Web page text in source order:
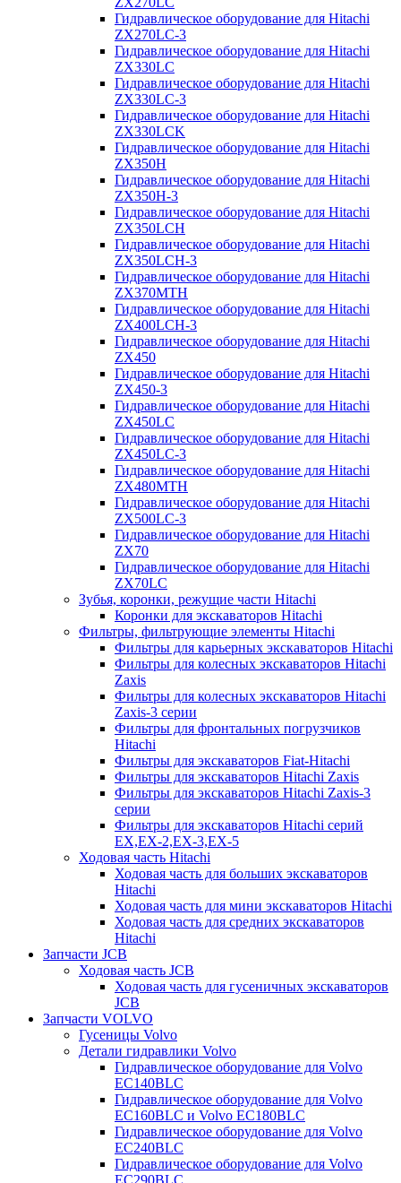
Гидравлическое оборудование для Hitachi
ZX270LC-3
Гидравлическое оборудование для Hitachi
ZX330LC
Гидравлическое оборудование для Hitachi
ZX330LC-3
Гидравлическое оборудование для Hitachi
ZX330LCK
Гидравлическое оборудование для Hitachi
ZX350H
Гидравлическое оборудование для Hitachi
ZX350H-3
Гидравлическое оборудование для Hitachi
ZX350LCH
Гидравлическое оборудование для Hitachi
ZX350LCH-3
Гидравлическое оборудование для Hitachi
ZX370MTH
Гидравлическое оборудование для Hitachi
ZX400LCH-3
Гидравлическое оборудование для Hitachi
ZX450
Гидравлическое оборудование для Hitachi
ZX450-3
Гидравлическое оборудование для Hitachi
ZX450LC
Гидравлическое оборудование для Hitachi
ZX450LC-3
Гидравлическое оборудование для Hitachi
ZX480MTH
Гидравлическое оборудование для Hitachi
ZX500LC-3
Гидравлическое оборудование для Hitachi
ZX70
Гидравлическое оборудование для Hitachi
ZX70LC
Зубья, коронки, режущие части Hitachi
Коронки для экскаваторов Hitachi
Фильтры, фильтрующие элементы Hitachi
Фильтры для карьерных экскаваторов Hitachi
Фильтры для колесных экскаваторов Hitachi
Zaxis
Фильтры для колесных экскаваторов Hitachi
Zaxis-3 серии
Фильтры для фронтальных погрузчиков
Hitachi
Фильтры для экскаваторов Fiat-Hitachi
Фильтры для экскаваторов Hitachi Zaxis
Фильтры для экскаваторов Hitachi Zaxis-3
серии
Фильтры для экскаваторов Hitachi серий
EX,EX-2,EX-3,EX-5
Ходовая часть Hitachi
Ходовая часть для больших экскаваторов
Hitachi
Ходовая часть для мини экскаваторов Hitachi
Ходовая часть для средних экскаваторов
Hitachi
Запчасти JCB
Ходовая часть JCB
Ходовая часть для гусеничных экскаваторов
JCB
Запчасти VOLVO
Гусеницы Volvo
Детали гидравлики Volvo
Гидравлическое оборудование для Volvo
EC140BLC
Гидравлическое оборудование для Volvo
EC160BLC и Volvo EC180BLC
Гидравлическое оборудование для Volvo
EC240BLC
Гидравлическое оборудование для Volvo
EC290BLC